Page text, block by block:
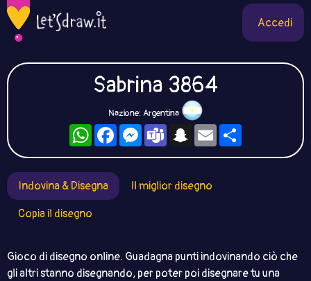
Accedi
Sabrina 3864
Nazione: Argentina
WhatsAppFacebookMessengerTeamsSnapchat
Email
Indovina & Disegna
Il miglior disegno
Copia il disegno
Gioco di disegno online. Guadagna punti indovinando ciò che
gli altri stanno disegnando, per poter poi disegnare tu una